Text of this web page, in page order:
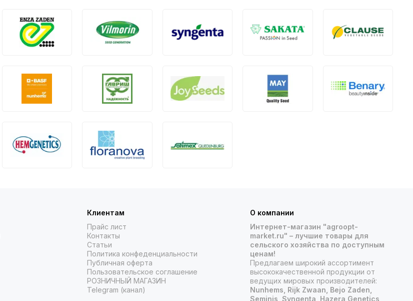
Клиентам
Прайс лист
Контакты
Статьи
Политика конфеденциальности
Публичная оферта
Пользовательское соглашение
РОЗНИЧНЫЙ МАГАЗИН
Telegram (канал)
О компании
Интернет-магазин "agroopt-
market.ru" – лучшие товары для
сельского хозяйства по доступным
ценам!
Предлагаем широкий ассортимент
высококачественной продукции от
ведущих мировых производителей:
Nunhems, Rijk Zwaan, Bejo Zaden,
Seminis, Syngenta, Hazera Genetics,